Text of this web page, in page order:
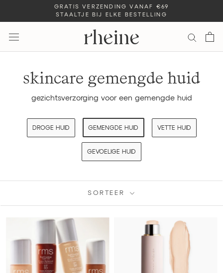
GRATIS VERZENDING VANAF €69
STAALTJE BIJ ELKE BESTELLING
skincare gemengde huid
gezichtsverzorging voor een gemengde huid
DROGE HUID GEMENGDE HUID VETTE HUID
GEVOELIGE HUID
SORTEER